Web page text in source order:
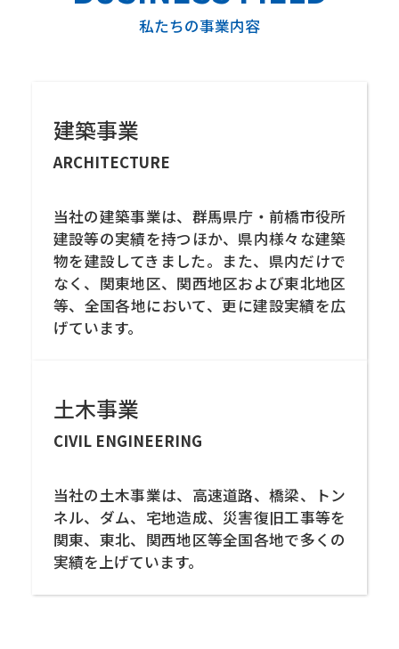
私たちの事業内容
建築事業
ARCHITECTURE
当社の建築事業は、群馬県庁・前橋市役所
建設等の実績を持つほか、県内様々な建築
物を建設してきました。また、県内だけで
なく、関東地区、関西地区および東北地区
等、全国各地において、更に建設実績を広
げています。
土木事業
CIVIL ENGINEERING
当社の土木事業は、高速道路、橋梁、トン
ネル、ダム、宅地造成、災害復旧工事等を
関東、東北、関西地区等全国各地で多くの
実績を上げています。